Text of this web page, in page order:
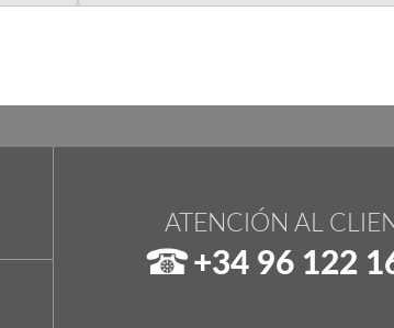
ATENCIÓN AL
+34 96 122